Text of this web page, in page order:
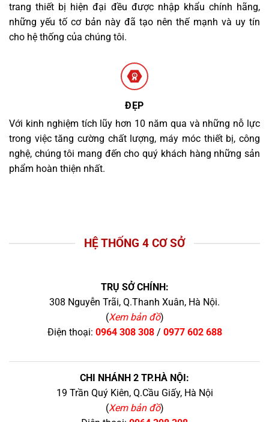
trang thiết bị hiện đại đều được nhập khẩu chính hãng,
những yếu tố cơ bản này đã tạo nên thế mạnh và uy tín
cho hệ thống của chúng tôi.
ĐẸP
Với kinh nghiệm tích lũy hơn 10 năm qua và những nỗ lực
trong việc tăng cường chất lượng, máy móc thiết bị, công
nghệ, chúng tôi mang đến cho quý khách hàng những sản
phẩm hoàn thiện nhất.
HỆ THỐNG 4 CƠ SỞ
TRỤ SỞ CHÍNH:
308 Nguyễn Trãi, Q.Thanh Xuân, Hà Nội.
(Xem bản đồ)
Điện thoại: 0964 308 308/ 0977 602 688
CHI NHÁNH 2 TP.HÀ NỘI:
19 Trần Quý Kiên, Q.Cầu Giấy, Hà Nội
(Xem bản đồ)